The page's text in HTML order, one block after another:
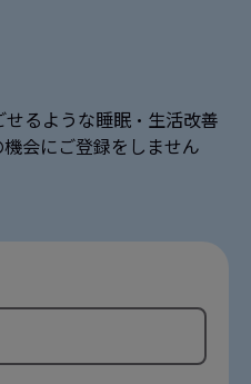
るような睡眠・生活改善
会にご登録をしません